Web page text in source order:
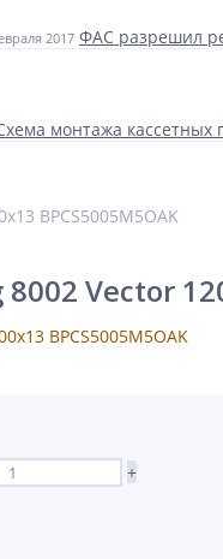
2017 ФАС разрешил
монтажа кассетных
BPCS5005M5OAK
Vector
+